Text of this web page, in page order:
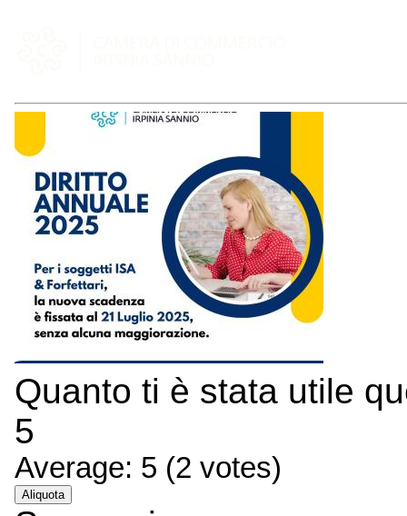
Quanto ti è stata utile
5
Average: 5 (2 votes)
Aliquota